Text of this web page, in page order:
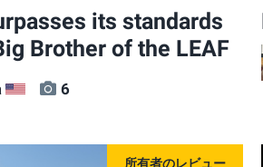
its standards
Brother of the LEAF
US 6